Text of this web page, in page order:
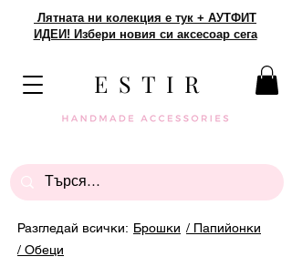
Лятната ни колекция е тук + АУТФИТ
ИДЕИ! Избери новия си аксесоар сега
E S T I R
Разгледай всички: Брошки / Папийонки
/ Обеци